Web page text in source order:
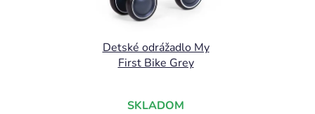
Detské odrážadlo My
First Bike Grey
SKLADOM